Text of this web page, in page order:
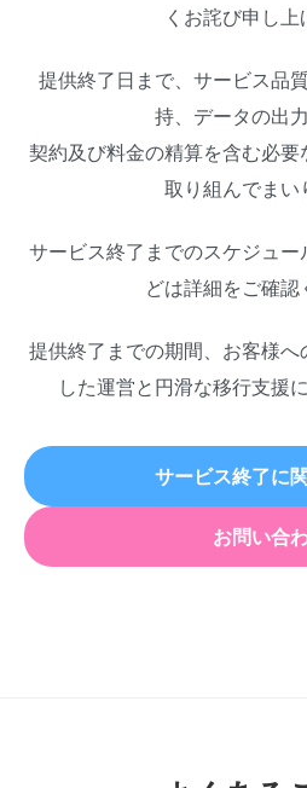
くお詫び申し上
提供終了日まで、サービス品
持、データの出力
契約及び料金の精算を含む必
取り組んでまい
サービス終了までのスケジュ
どは詳細をご確認
提供終了までの期間、お客様
した運営と円滑な移行支援
サービス終了に
お問い合